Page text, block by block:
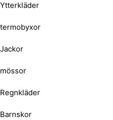
Ytterkläder
termobyxor
Jackor
mössor
Regnkläder
Barnskor